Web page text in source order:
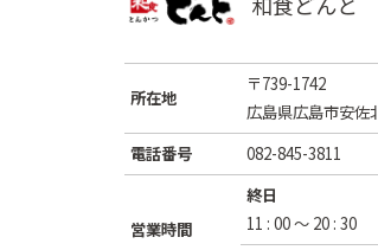
所在地
〒739-1742
広島県広島市安
電話番号
082-845-3811
営業時間
終日
11 : 00 ～ 20 : 30